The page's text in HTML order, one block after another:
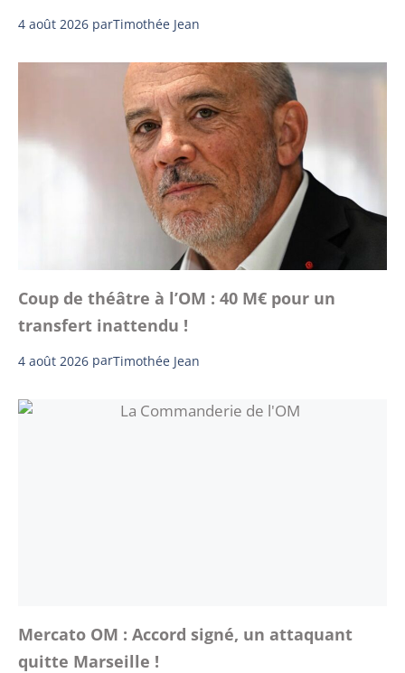
4 août 2026 parTimothée Jean
Coup de théâtre à l’OM : 40 M€ pour un
transfert inattendu !
4 août 2026 parTimothée Jean
Mercato OM : Accord signé, un attaquant
quitte Marseille !